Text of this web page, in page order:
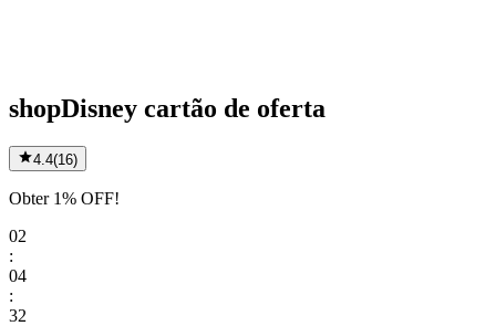
shopDisney cartão de oferta
4.4(16)
Obter 1% OFF!
02
:
04
:
32